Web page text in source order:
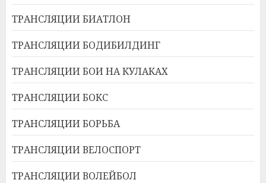
ТРАНСЛЯЦИИ БИАТЛОН
ТРАНСЛЯЦИИ БОДИБИЛДИНГ
ТРАНСЛЯЦИИ БОИ НА КУЛАКАХ
ТРАНСЛЯЦИИ БОКС
ТРАНСЛЯЦИИ БОРЬБА
ТРАНСЛЯЦИИ ВЕЛОСПОРТ
ТРАНСЛЯЦИИ ВОЛЕЙБОЛ